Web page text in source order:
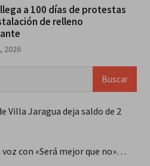
a 100 días de protestas
de relleno
2026
Villa Jaragua deja saldo de 2
con «Será mejor que no»…